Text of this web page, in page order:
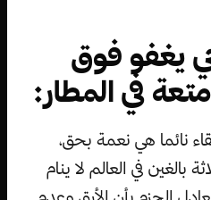
يغفو فوق
في المطار:
نائما هي نعمة بحق،
بالغين في العالم لا ينام